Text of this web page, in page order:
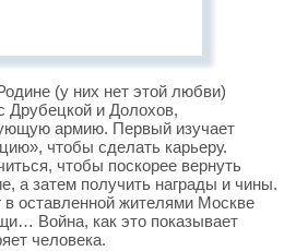
(у них нет этой любви)
Друбецкой и Долохов,
армию. Первый изучает
чтобы сделать карьеру.
чтобы поскорее вернуть
а затем получить награды и чины.
в оставленной жителями Москве
Война, как это показывает
человека.